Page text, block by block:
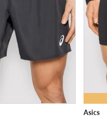
Asics